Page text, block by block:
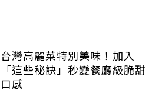
台灣高麗菜特別美味！加入
「這些秘訣」秒變餐廳級脆甜
口感